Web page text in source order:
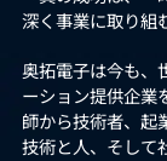
深く事業に取り組
奥拓電子は今も、
ーション提供企業
師から技術者、起
技術と人、そして